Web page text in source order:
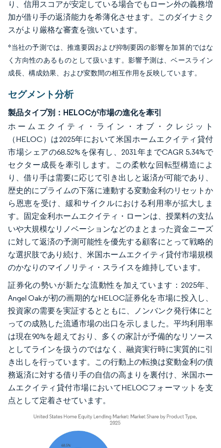
り、信用スコアが安定している場合でもローン外の義務増
加が借り手の返済能力を希薄化させます。このダイナミク
スがより厳格な審査を強いています。
*当社の予測では、推進要因および抑制要因の影響を加算的ではな
く方向性のあるものとして扱います。影響予測は、ベースライン
成長、構成効果、および変数間の相互作用を反映しています。
セグメント分析
製品タイプ別：HELOCが市場の進化を牽引
ホームエクイティ・ライン・オブ・クレジット
（HELOC）は2025年において米国ホームエクイティ貸付
市場シェアの68.52%を保有し、2031年までCAGR 5.34%で
セクター成長を牽引します。この柔軟な回転型構造によ
り、借り手は需要に応じて引き出しと返済が可能であり、
歴史的にプライムの下落に連動する変動金利のリセットか
ら恩恵を受け、緩和サイクルにおける利用率が拡大しま
す。固定金利ホームエクイティ・ローンは、授業料の支払
いや大規模なリノベーションなどのまとまった資金ニーズ
に対して返済の予測可能性を優先する顧客にとって戦略的
な選択肢であり続け、米国ホームエクイティ貸付市場規模
のかなりのマイノリティ・スライスを維持しています。
証券化の勢いが新たな流動性を加えています：2025年、
Angel Oakが初の画期的なHELOC証券化を市場に投入し、
投資家の需要を実証するとともに、ノンバンク発行体にと
っての成熟した流通市場の出口を示しました。平均利用率
は現在90%を超えており、多くの家計が予備的なリソース
としてラインを扱うのではなく、融資実行時に実質的に引
き出しを行っています。この行動上の転換は変動金利の債
務返済に対する借り手の自信の高まりを裏付け、米国ホー
ムエクイティ貸付市場においてHELOCフォーマットを支
点として定着させています。